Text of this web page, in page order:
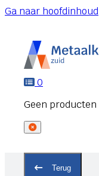
Ga naar hoofdinhoud
0
Terug